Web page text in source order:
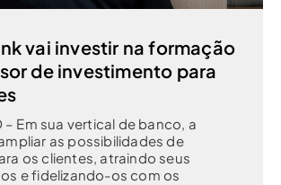
vai investir na formação
de investimento para
– Em sua vertical de banco, a
as possibilidades de
os clientes, atraindo seus
e fidelizando-os com os